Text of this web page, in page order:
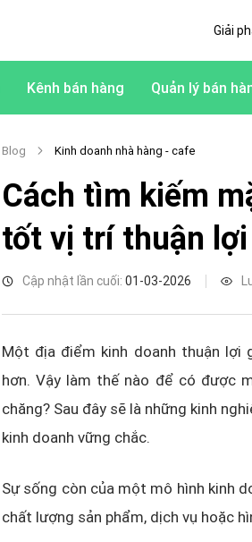
Giải
Kênh bán hàng Quản lý bán
Blog Kinh doanh nhà hàng - cafe
Cách tìm kiếm
tốt vị trí thuận lợi
Cập nhật lần cuối: 01-03-2026
Một địa điểm kinh doanh thuận lợi
hơn. Vậy làm thế nào để có được
chăng? Sau đây sẽ là những kinh
kinh doanh vững chắc.
Sự sống còn của một mô hình kinh
chất lượng sản phẩm, dịch vụ hoặc